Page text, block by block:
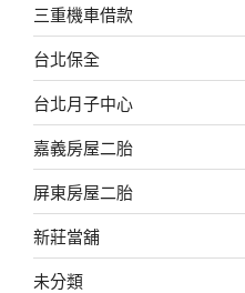
三重機車借款
台北保全
台北月子中心
嘉義房屋二胎
屏東房屋二胎
新莊當舖
未分類